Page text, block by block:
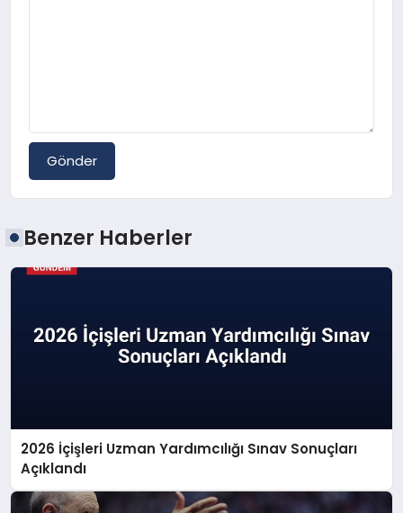
Gönder
Benzer Haberler
2026 İçişleri Uzman Yardımcılığı Sınav Sonuçları
Açıklandı